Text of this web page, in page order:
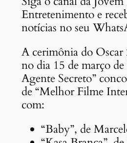
Entretenimento e
notícias no seu
A cerimônia do Oscar
no dia 15 de março
Agente Secreto”
de “Melhor Filme
com:
“Baby”, de